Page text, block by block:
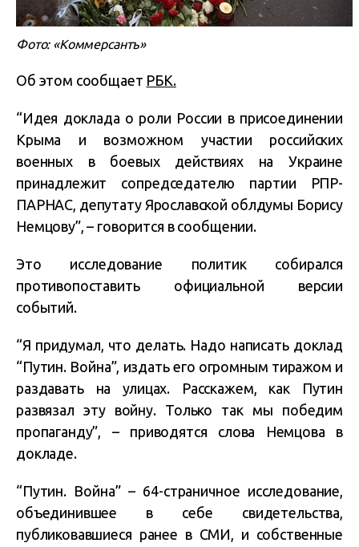
Фото: «Коммерсантъ»
Об этом сообщает РБК.
“Идея доклада о роли России в присоединении
Крыма и возможном участии российских
военных в боевых действиях на Украине
принадлежит сопредседателю партии РПР-
ПАРНАС, депутату Ярославской облдумы Борису
Немцову”, – говорится в сообщении.
Это исследование политик собирался
противопоставить официальной версии
событий.
“Я придумал, что делать. Надо написать доклад
“Путин. Война”, издать его огромным тиражом и
раздавать на улицах. Расскажем, как Путин
развязал эту войну. Только так мы победим
пропаганду”, – приводятся слова Немцова в
докладе.
“Путин. Война” – 64-страничное исследование,
объединившее в себе свидетельства,
публиковавшиеся ранее в СМИ, и собственные